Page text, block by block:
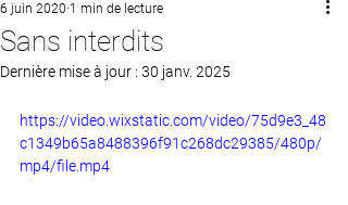
Sans interdits
6 juin 2020 1 min de lecture
Dernière mise à jour : 30 janv. 2025
https://video.wixstatic.com/video/75d9e3_48
c1349b65a8488396f91c268dc29385/480p/
mp4/file.mp4